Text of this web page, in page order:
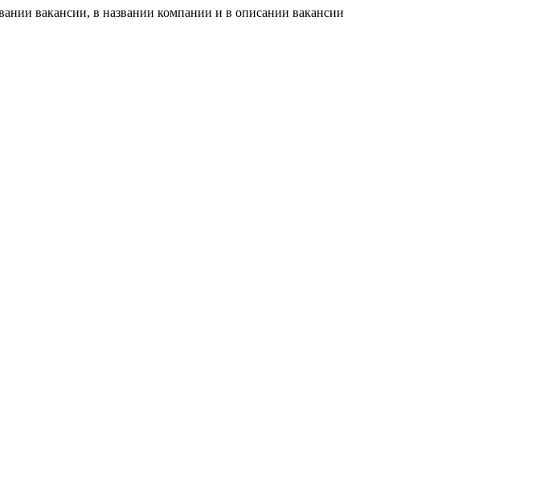
вакансии, в названии компании и в описании вакансии